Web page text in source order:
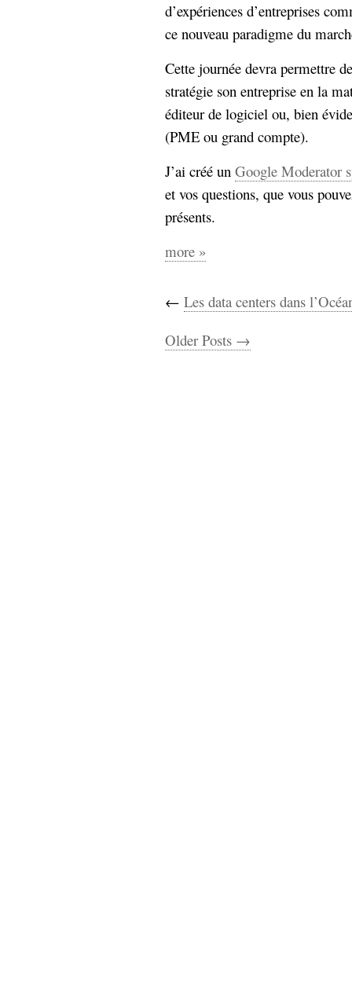
d’expériences d’entreprises
ce nouveau paradigme du
Cette journée devra permettre
stratégie son entreprise en la
éditeur de logiciel ou, bien
(PME ou grand compte).
J’ai créé un Google Moderator
et vos questions, que vous
présents.
more »
← Les data centers dans
Older Posts →